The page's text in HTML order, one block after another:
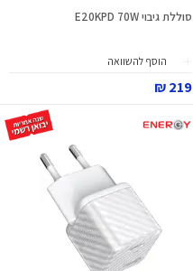
סוללת גיבוי E20KPD 70W
הוסף להשוואה
219 ₪